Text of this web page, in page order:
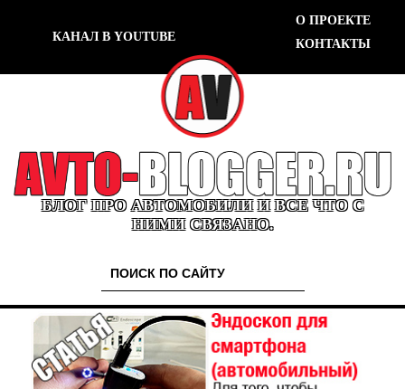
КАНАЛ В YOUTUBE
О ПРОЕКТЕ
КОНТАКТЫ
БЛОГ ПРО АВТОМОБИЛИ И ВСЕ ЧТО С
НИМИ СВЯЗАНО.